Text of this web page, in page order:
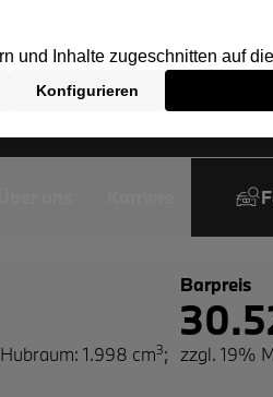
Hubraum: 1.998 cm3;
Barpreis
zzgl. 19%